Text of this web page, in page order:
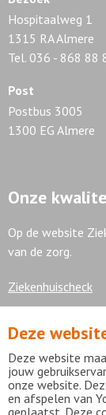
Hospitaalweg 1
1315 RA Almere
Tel. 036 - 868 88
Post
Postbus 3005
1300 EG Almere
Onze
Op de website
van de zorg.
Ziekenhuischeck
Deze
Deze website
jouw
onze website.
en afspelen van
geplaatst. Deze